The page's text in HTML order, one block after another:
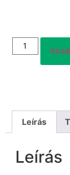
Leírás
Leírás